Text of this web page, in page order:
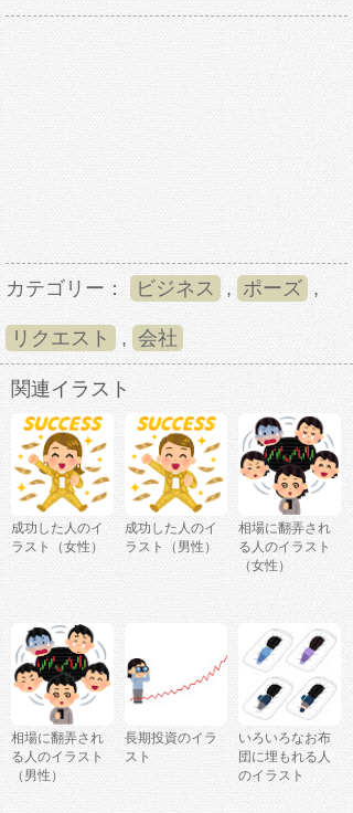
カテゴリー： ビジネス , ポーズ ,
リクエスト , 会社
関連イラスト
成功した人のイ
ラスト（女性）
成功した人のイ
ラスト（男性）
相場に翻弄され
る人のイラスト
（女性）
相場に翻弄され
る人のイラスト
（男性）
長期投資のイラ
スト
いろいろなお布
団に埋もれる人
のイラスト